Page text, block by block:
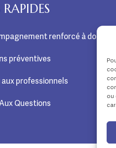
ou
RAPIDES
renforcé à domicile
préventives
professionnels
Questions